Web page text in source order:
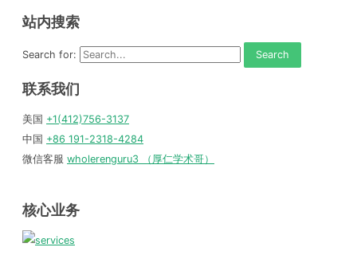
站内搜索
Search for:
联系我们
美国 +1(412)756-3137
中国 +86 191-2318-4284
微信客服 wholerenguru3 （厚仁学术哥）
核心业务